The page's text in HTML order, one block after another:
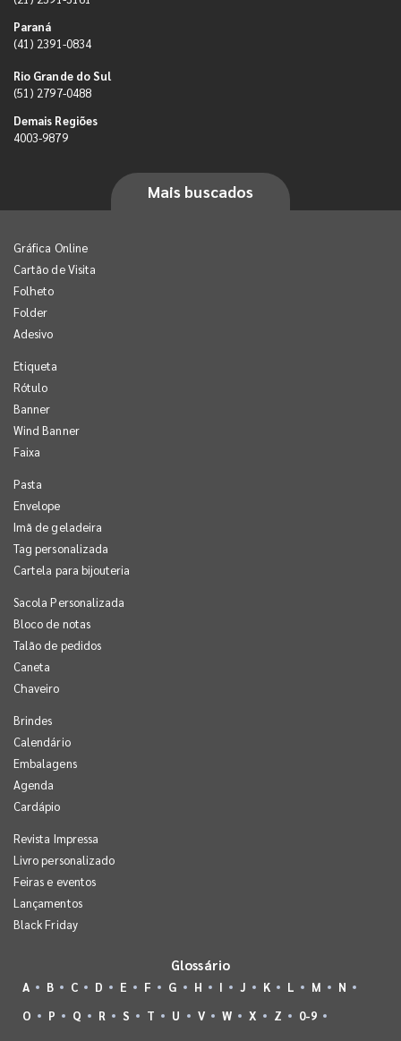
Paraná
(41) 2391-0834
Rio Grande do Sul
(51) 2797-0488
Demais Regiões
4003-9879
Mais buscados
Gráfica Online
Cartão de Visita
Folheto
Folder
Adesivo
Etiqueta
Rótulo
Banner
Wind Banner
Faixa
Pasta
Envelope
Imã de geladeira
Tag personalizada
Cartela para bijouteria
Sacola Personalizada
Bloco de notas
Talão de pedidos
Caneta
Chaveiro
Brindes
Calendário
Embalagens
Agenda
Cardápio
Revista Impressa
Livro personalizado
Feiras e eventos
Lançamentos
Black Friday
Glossário
A B C D E F G H I J K L M
N
O
P Q R S T U V W X Z 0-9